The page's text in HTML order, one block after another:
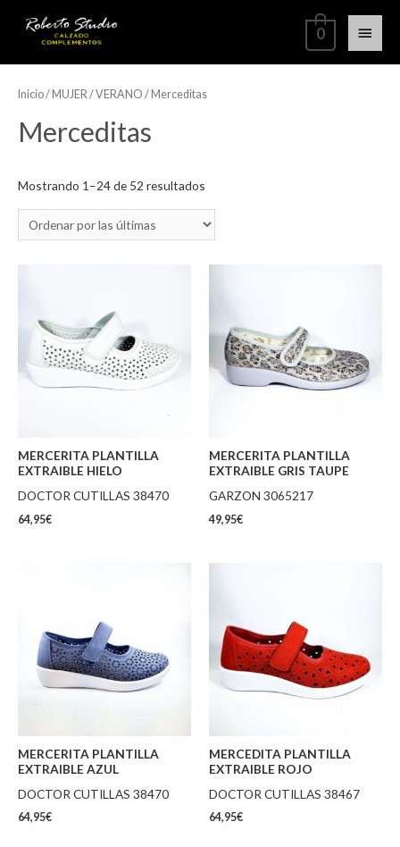
0
Inicio/MUJER /VERANO / Merceditas
Merceditas
Mostrando 1–24 de 52 resultados
MERCERITA PLANTILLA
EXTRAIBLE HIELO
DOCTOR CUTILLAS 38470
64,95€
MERCERITA PLANTILLA
EXTRAIBLE GRIS TAUPE
GARZON 3065217
49,95€
MERCERITA PLANTILLA
EXTRAIBLE AZUL
DOCTOR CUTILLAS 38470
64,95€
MERCEDITA PLANTILLA
EXTRAIBLE ROJO
DOCTOR CUTILLAS 38467
64,95€